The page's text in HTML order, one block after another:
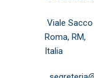
Viale
Roma, RM,
Italia